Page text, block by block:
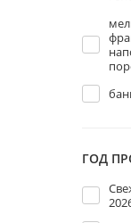
ГОД